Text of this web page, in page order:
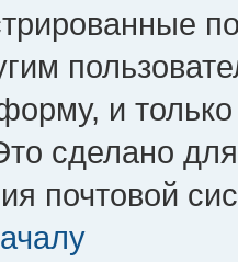
и
сделано
почтовой